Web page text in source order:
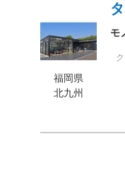
福岡県
北九州
モ